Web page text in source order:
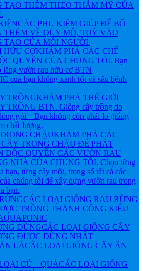
TẠO THÊM THEO THẪM MỸ CỦA
CÁC PHỤ KIỆM GIÚP ĐỂ BỔ
THÊM VỀ QUY MÔ, TUỲ VÀO
TẠO CỦA MỖI NGƯỜI.
HỮU CƠKHÁM PHÁ CÁC CHẾ
QUYỀN CỦA CHÚNG TÔI. Bạn
lắng vườn rau hữu cơ BTN
của bạn không xanh tốt và sâu bệnh
TRỒNGKHÁM PHÁ THẾ GIỚI
TRỒNG BTN. Giống cây trồng do
gói – Bạn không còn phải lo giống
chất lượng.
CHẬUKHÁM PHÁ CÁC
TRONG CHẬU ĐỂ PHÁT
ĐỘC QUYỀN CÁC VƯỜN RAU
NHÀ CỦA CHÚNG TÔI. Chọn từng
bạn, từng cây một, trong số tất cả các
chúng tôi để xây dựng vườn rau trong
bạn.
CÁC LOẠI GIỐNG RAU RỪNG
TRỒNG THÀNH CÔNG KIỂU
DÙNGCÁC LOẠI GIỐNG CÂY
ĐƯỢC DÙNG NHẤT
LÁCÁC LOẠI GIỐNG CÂY ĂN
CỦ – QUẢCÁC LOẠI GIỐNG